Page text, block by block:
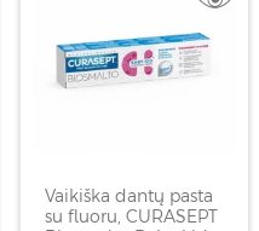
Vaikiška dantų pasta
su fluoru, CURASEPT